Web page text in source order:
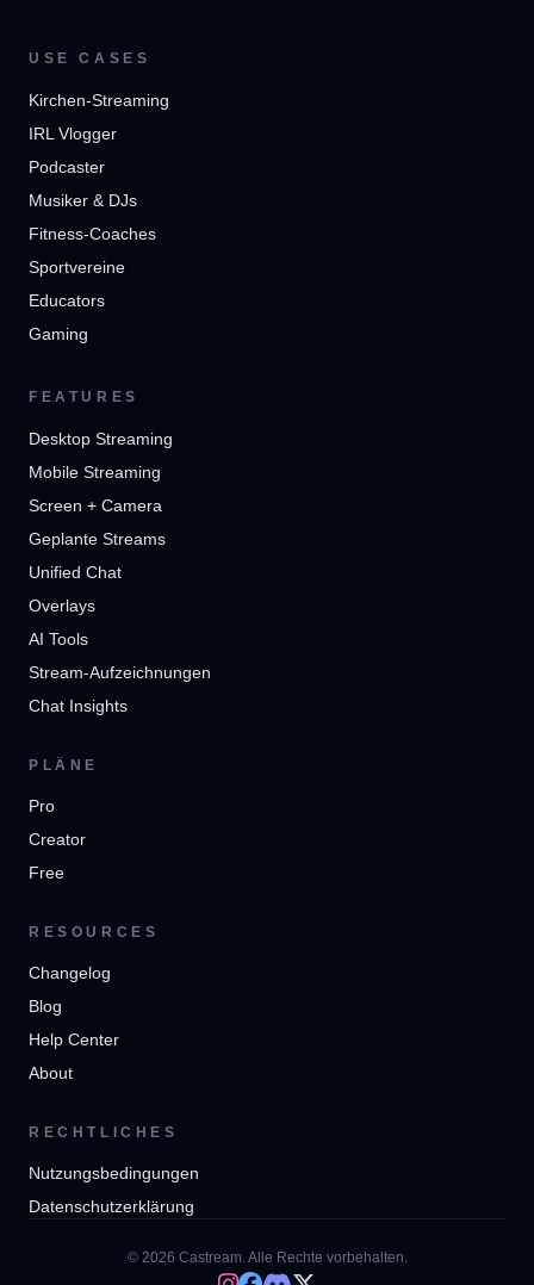
USE CASES
Kirchen-Streaming
IRL Vlogger
Podcaster
Musiker & DJs
Fitness-Coaches
Sportvereine
Educators
Gaming
FEATURES
Desktop Streaming
Mobile Streaming
Screen + Camera
Geplante Streams
Unified Chat
Overlays
AI Tools
Stream-Aufzeichnungen
Chat Insights
PLÄNE
Pro
Creator
Free
RESOURCES
Changelog
Blog
Help Center
About
RECHTLICHES
Nutzungsbedingungen
Datenschutzerklärung
© 2026 Castream. Alle Rechte vorbehalten.